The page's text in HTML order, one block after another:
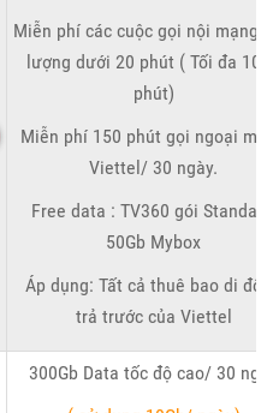
Miễn phí các cuộc gọi nội mạng
lượng dưới 20 phút ( Tối đa
phút)
Miễn phí 150 phút gọi ngoại
Viettel/ 30 ngày.
Free data : TV360 gói
50Gb Mybox
Áp dụng: Tất cả thuê bao di
trả trước của Viettel
300Gb Data tốc độ cao/ 30